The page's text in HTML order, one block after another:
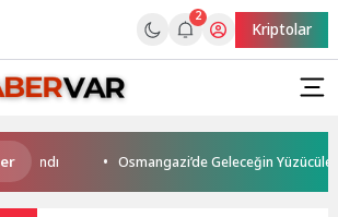
2
Kriptolar
Osmangazi’de Geleceğin Yüzücüleri